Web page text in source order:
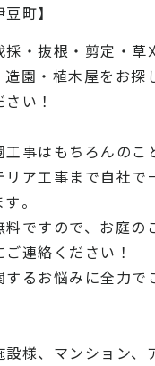
町】
採・抜根・剪定・草
園・ 植木屋をお探
い！
事はもちろんのこ
リア工事まで自社で
。
ですので、 お庭の
連絡ください！
するお悩みに全力で
様、マンション、